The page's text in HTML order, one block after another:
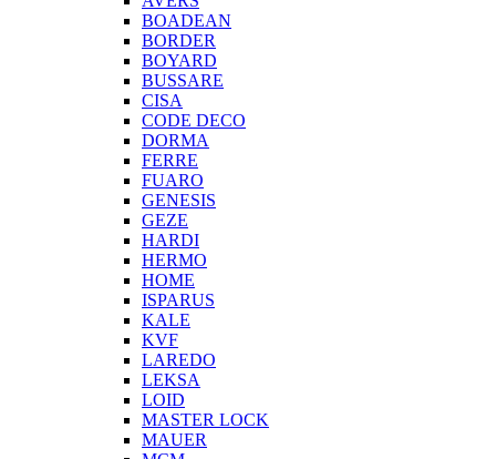
BOADEAN
BORDER
BOYARD
BUSSARE
CISA
CODE DECO
DORMA
FERRE
FUARO
GENESIS
GEZE
HARDI
HERMO
HOMЕ
ISPARUS
KALE
KVF
LAREDO
LEKSA
LOID
MASTER LOCK
MAUER